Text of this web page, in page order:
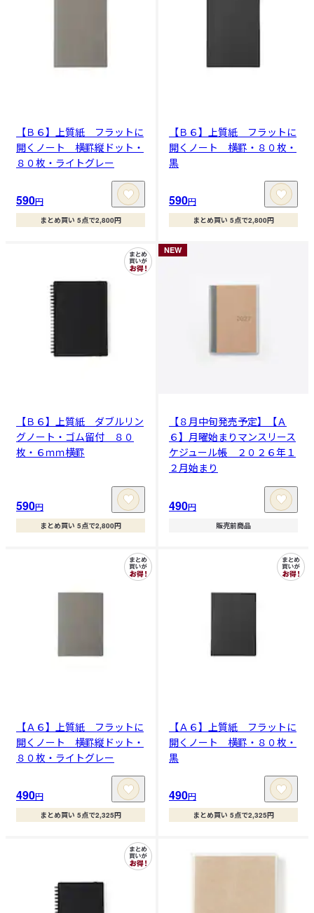
【Ｂ６】上質紙 フラットに
開くノート 横罫縦ドット・
８０枚・ライトグレー
590円
まとめ買い 5点で2,800円
【Ｂ６】上質紙 フラットに
開くノート 横罫・８０枚・
黒
590円
まとめ買い 5点で2,800円
【Ｂ６】上質紙 ダブルリン
グノート・ゴム留付 ８０
枚・６ｍｍ横罫
590円
まとめ買い 5点で2,800円
NEW
【８月中旬発売予定】【Ａ
６】月曜始まりマンスリース
ケジュール帳 ２０２６年１
２月始まり
490円
販売前商品
【Ａ６】上質紙 フラットに
開くノート 横罫縦ドット・
８０枚・ライトグレー
490円
まとめ買い 5点で2,325円
【Ａ６】上質紙 フラットに
開くノート 横罫・８０枚・
黒
490円
まとめ買い 5点で2,325円